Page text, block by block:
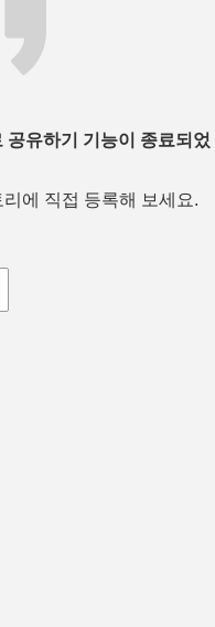
유하기 기능이 종료되었
에 직접 등록해 보세요.